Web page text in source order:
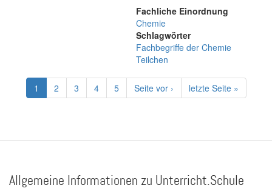
Fachliche Einordnung
Chemie
Schlagwörter
Fachbegriffe der Chemie
Teilchen
Seitennummerierung
Aktuelle
Seite
1 Page
2 Page
3 Page
4 Page
5
Nächste
Seite
Seite vor ›
Letzte
Seite
letzte Seite »
Allgemeine Informationen zu Unterricht.Schule